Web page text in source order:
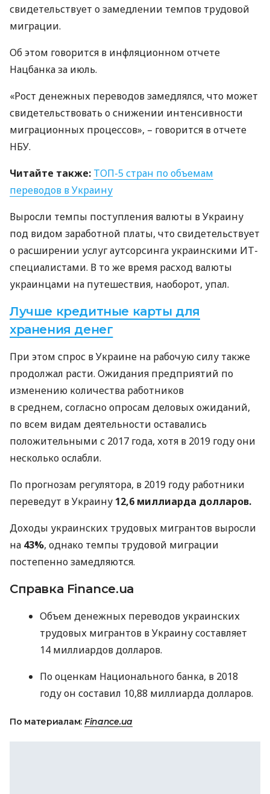
свидетельствует о замедлении темпов трудовой
миграции.
Об этом говорится в инфляционном отчете
Нацбанка за июль.
«Рост денежных переводов замедлялся, что может
свидетельствовать о снижении интенсивности
миграционных процессов», – говорится в отчете
НБУ.
Читайте также: ТОП-5 стран по объемам
переводов в Украину
Выросли темпы поступления валюты в Украину
под видом заработной платы, что свидетельствует
о расширении услуг аутсорсинга украинскими ИТ-
специалистами. В то же время расход валюты
украинцами на путешествия, наоборот, упал.
Лучше кредитные карты для
хранения денег
При этом спрос в Украине на рабочую силу также
продолжал расти. Ожидания предприятий по
изменению количества работников
в среднем, согласно опросам деловых ожиданий,
по всем видам деятельности оставались
положительными с 2017 года, хотя в 2019 году они
несколько ослабли.
По прогнозам регулятора, в 2019 году работники
переведут в Украину 12,6 миллиарда долларов.
Доходы украинских трудовых мигрантов выросли
на 43%, однако темпы трудовой миграции
постепенно замедляются.
Справка Finance.ua
Объем денежных переводов украинских
трудовых мигрантов в Украину составляет
14 миллиардов долларов.
По оценкам Национального банка, в 2018
году он составил 10,88 миллиарда долларов.
По материалам: Finance.ua